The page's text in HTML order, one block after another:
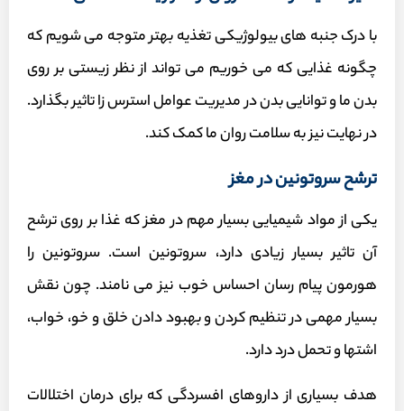
با درک جنبه های بیولوژیکی تغذیه بهتر متوجه می شویم که
چگونه غذایی که می خوریم می تواند از نظر زیستی بر روی
بدن ما و توانایی بدن در مدیریت عوامل استرس زا تاثیر بگذارد.
در نهایت نیز به سلامت روان ما کمک کند.
ترشح سروتونین در مغز
یکی از مواد شیمیایی بسیار مهم در مغز که غذا بر روی ترشح
آن تاثیر بسیار زیادی دارد، سروتونین است. سروتونین را
هورمون پیام رسان احساس خوب نیز می نامند. چون نقش
بسیار مهمی در تنظیم کردن و بهبود دادن خلق و خو، خواب،
اشتها و تحمل درد دارد.
هدف بسیاری از داروهای افسردگی که برای درمان اختلالات